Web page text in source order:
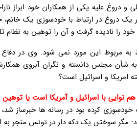
و دروغ علیه یکی از همکاران خود
یک دروغ در ارتباط با خودسوزی یک
را نادیده گرفت و آن را توهین به نظام
به مربوط این مورد نمی شود. وی در
به شأن مجلس دانسته و نگران آبروی
امریکا و اسرائیل است؟
نوایی با اسرائیل و آمریکا است یا
کرده بود در رسانه ها خبرساز
مگر سوختن یک دکه دار در تونس منجر